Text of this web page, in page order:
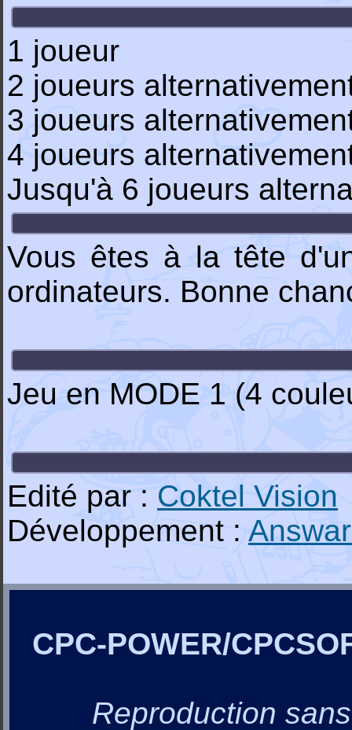
1 joueur
2 joueurs
3 joueurs
4 joueurs
Jusqu'à 6 joueurs
Vous êtes à la tête
ordinateurs. Bonne
Jeu en MODE 1 (4
Edité par : Coktel Vision
Développement :
CPC-POWER/
Reproduction